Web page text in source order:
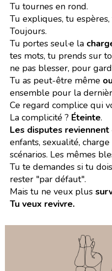
Tu tournes en rond.
Tu expliques, tu
Toujours.
Tu portes seul·e la
tes mots, tu prends sur
ne pas blesser, pour
Tu as peut-être même
ensemble pour la
Ce regard complice qui
La complicité ? Éteinte.
Les disputes reviennent
enfants, sexualité,
scénarios. Les mêmes
Tu te demandes si tu
rester "par défaut".
Mais tu ne veux plus
Tu veux revivre.